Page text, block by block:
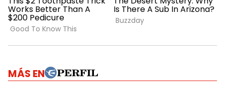
MÁS EN